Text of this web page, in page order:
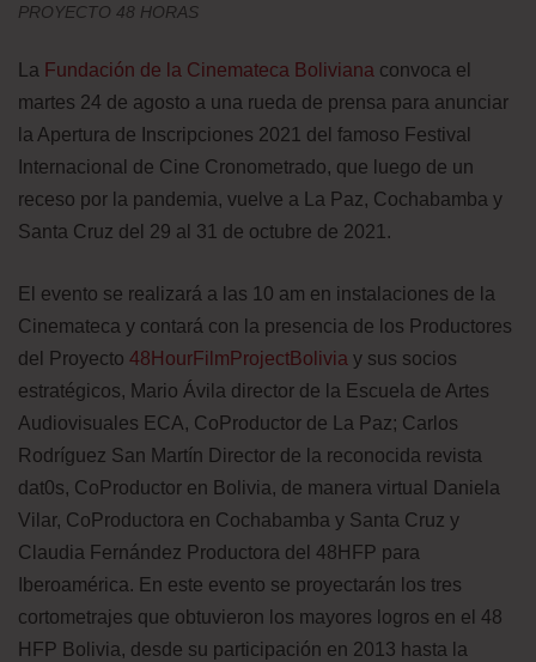
PROYECTO 48 HORAS
La Fundación de la Cinemateca Boliviana convoca el
martes 24 de agosto a una rueda de prensa para anunciar
la Apertura de Inscripciones 2021 del famoso Festival
Internacional de Cine Cronometrado, que luego de un
receso por la pandemia, vuelve a La Paz, Cochabamba y
Santa Cruz del 29 al 31 de octubre de 2021.
El evento se realizará a las 10 am en instalaciones de la
Cinemateca y contará con la presencia de los Productores
del Proyecto 48HourFilmProjectBolivia y sus socios
estratégicos, Mario Ávila director de la Escuela de Artes
Audiovisuales ECA, CoProductor de La Paz; Carlos
Rodríguez San Martín Director de la reconocida revista
dat0s, CoProductor en Bolivia, de manera virtual Daniela
Vilar, CoProductora en Cochabamba y Santa Cruz y
Claudia Fernández Productora del 48HFP para
Iberoamérica. En este evento se proyectarán los tres
cortometrajes que obtuvieron los mayores logros en el 48
HFP Bolivia, desde su participación en 2013 hasta la